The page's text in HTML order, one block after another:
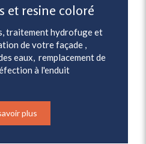
et resine coloré
traitement hydrofuge et
de votre façade ,
eaux, remplacement de
à l'enduit
plus